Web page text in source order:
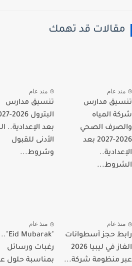
قد تهمك
عام
مدارس
المياه
الصحي
2026-2027 بعد
منذ عام
تنسيق مدارس
البترول 2026-2027
بعد الإعدادية.. الحد
الأدنى للقبول
وشروط...
عام
حجز أسطوانات
الغاز في ليبيا 2026
منظومة شركة...
منذ عام
"Eid Mubarak"..
رغبات ورسائل
بمناسبة حلول عيد